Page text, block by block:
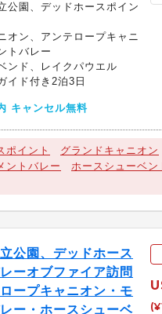
公園、デッドホースポイン
オン、アンテロープキャニ
トバレー
ンド、レイクパウエル
イド付き2泊3日
キャンセル無料
ポイント
グランドキャニオン
ントバレー
ホースシューベン
公園、デッドホース
ーオブファイア訪問
ープキャニオン・モ
ー・ホースシューベ